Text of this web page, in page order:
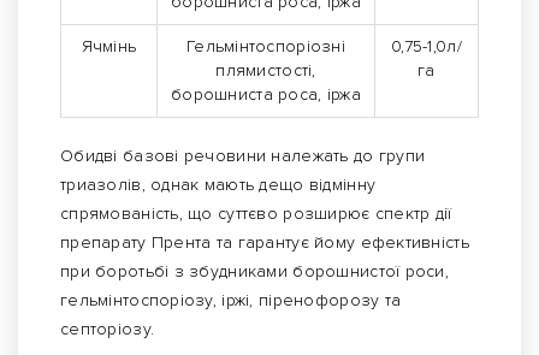
Ячмінь
Гельмінтоспоріозні
плямистості,
борошниста роса, іржа
0,75-1,0л/
га
Обидві базові речовини належать до групи
триазолів, однак мають дещо відмінну
спрямованість, що суттєво розширює спектр дії
препарату Прента та гарантує йому ефективність
при боротьбі з збудниками борошнистої роси,
гельмінтоспоріозу, іржі, піренофорозу та
септоріозу.